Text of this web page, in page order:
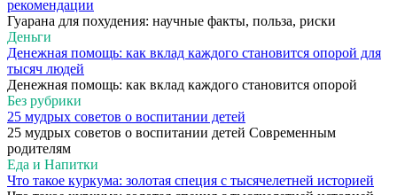
рекомендации
Гуарана для похудения: научные факты, польза, риски
Деньги
Денежная помощь: как вклад каждого становится опорой для
тысяч людей
Денежная помощь: как вклад каждого становится опорой
Без рубрики
25 мудрых советов о воспитании детей
25 мудрых советов о воспитании детей Современным
родителям
Еда и Напитки
Что такое куркума: золотая специя с тысячелетней историей